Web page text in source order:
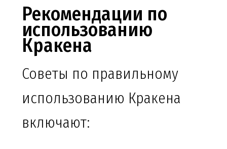
Рекомендации по
использованию
Кракена
Советы по правильному
использованию Кракена
включают: